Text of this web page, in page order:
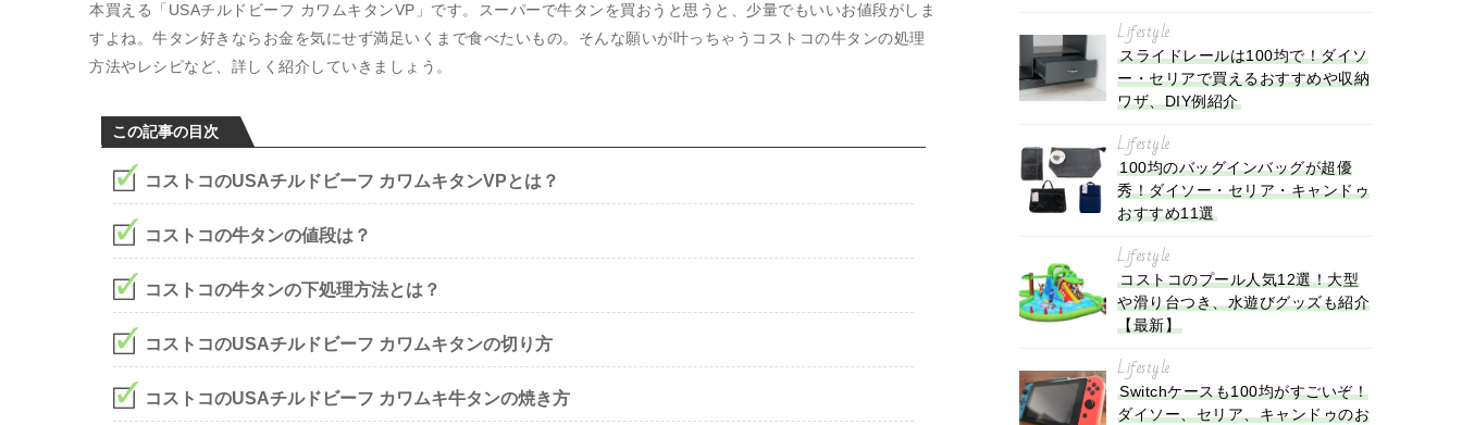
本買える「USAチルドビーフ カワムキタンVP」です。スーパーで牛タンを買おうと思うと、少量でもいいお値段がしま
すよね。牛タン好きならお金を気にせず満足いくまで食べたいもの。そんな願いが叶っちゃうコストコの牛タンの処理
方法やレシピなど、詳しく紹介していきましょう。
この記事の目次
コストコのUSAチルドビーフ カワムキタンVPとは？
コストコの牛タンの値段は？
コストコの牛タンの下処理方法とは？
コストコのUSAチルドビーフ カワムキタンの切り方
コストコのUSAチルドビーフ カワムキ牛タンの焼き方
Lifestyle
スライドレールは100均で！ダイソ
ー・セリアで買えるおすすめや収納
ワザ、DIY例紹介
Lifestyle
100均のバッグインバッグが超優
秀！ダイソー・セリア・キャンドゥ
おすすめ11選
Lifestyle
コストコのプール人気12選！大型
や滑り台つき、水遊びグッズも紹介
【最新】
Lifestyle
Switchケースも100均がすごいぞ！
ダイソー、セリア、キャンドゥのお